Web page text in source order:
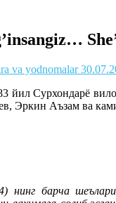
va yodnomalar
йил Сурхондарё
Эркин Аъзам ва
барча шеълари